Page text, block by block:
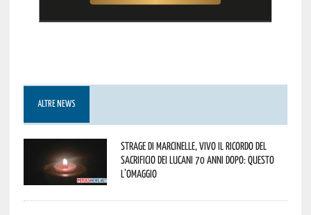
ALTRE NEWS
Strage di Marcinelle, vivo il ricordo del
sacrificio dei lucani 70 anni dopo: questo
l’omaggio